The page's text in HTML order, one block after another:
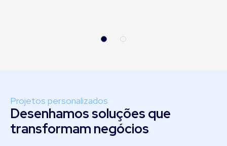
Projetos personalizados
Desenhamos soluções que
transformam negócios